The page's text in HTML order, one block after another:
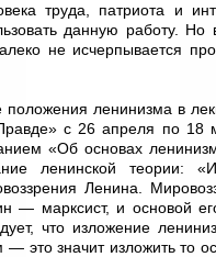
труда, патриота и
данную работу.
не исчерпывается
ленинизма в
с 26 апреля по 18
«Об основах
ленинской теории:
Ленина.
марксист, и основой
что изложение
это значит изложить то